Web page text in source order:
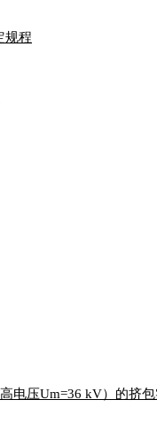
规程
压Um=36 kV）的挤